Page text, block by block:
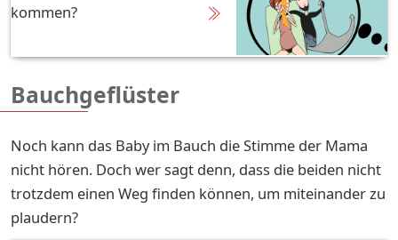
kommen?
Bauchgeflüster
Noch kann das Baby im Bauch die Stimme der Mama
nicht hören. Doch wer sagt denn, dass die beiden nicht
trotzdem einen Weg finden können, um miteinander zu
plaudern?